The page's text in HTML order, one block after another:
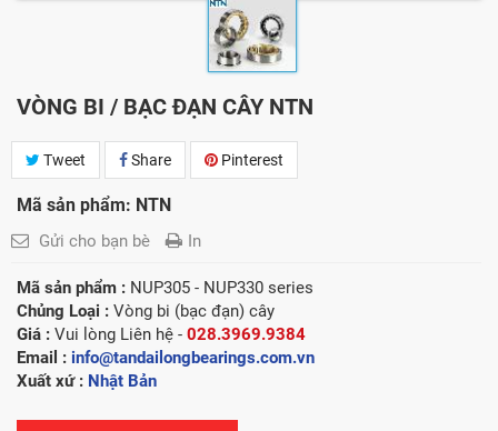
VÒNG BI / BẠC ĐẠN CÂY NTN
Tweet Share Pinterest
Mã sản phẩm: NTN
Gửi cho bạn bè In
Mã sản phẩm : NUP305 - NUP330 series
Chủng Loại : Vòng bi (bạc đạn) cây
Giá : Vui lòng Liên hệ - 028.3969.9384
Email : info@tandailongbearings.com.vn
Xuất xứ : Nhật Bản